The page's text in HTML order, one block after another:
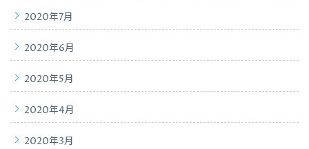
2020年7月
2020年6月
2020年5月
2020年4月
2020年3月